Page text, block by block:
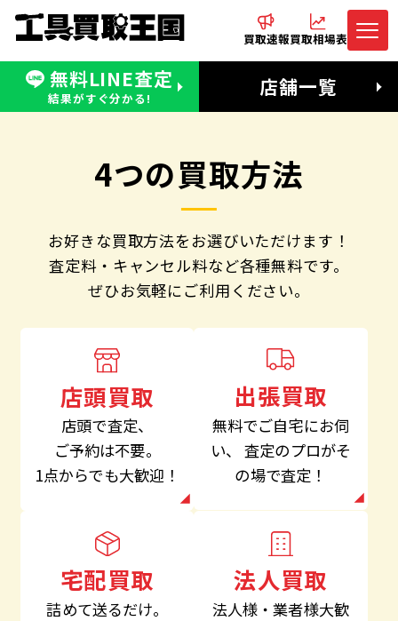
買取速報買取相場表
無料LINE査定
結果がすぐ分かる! 店舗一覧
無料LINE査定
受付：11:00〜19:00 木曜定休日
電話でお問合わせ
営業時間：11:00〜20:00
4つの買取方法
お好きな買取方法をお選びいただけます！
査定料・キャンセル料など各種無料です。
ぜひお気軽にご利用ください。
店頭買取
店頭で査定、
ご予約は不要。
1点からでも大歓迎！
出張買取
無料でご自宅にお伺
い、
査定のプロがそ
の場で査定！
宅配買取
詰めて送るだけ。
法人買取
法人様・業者様大歓